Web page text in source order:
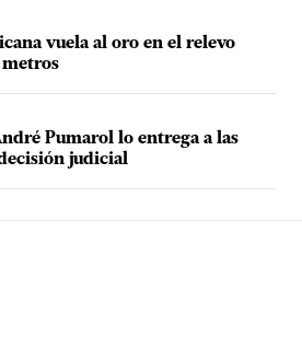
vuela al oro en el relevo
Pumarol lo entrega a las
judicial